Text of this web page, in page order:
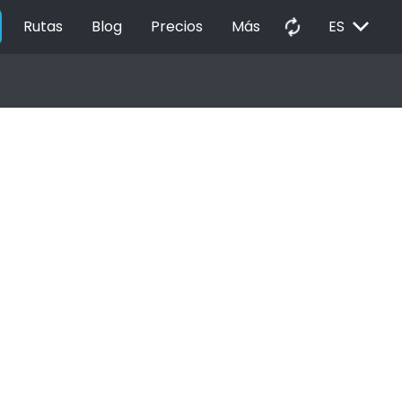
Rutas Blog Precios Más autorenew ES EXPAND_MORE